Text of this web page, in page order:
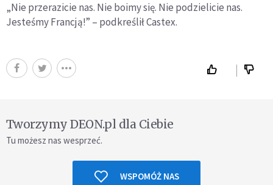
„Nie przerazicie nas. Nie boimy się. Nie podzielicie nas.
Jesteśmy Francją!” – podkreślił Castex.
Tworzymy DEON.pl dla Ciebie
Tu możesz nas wesprzeć.
WSPOMÓŻ NAS